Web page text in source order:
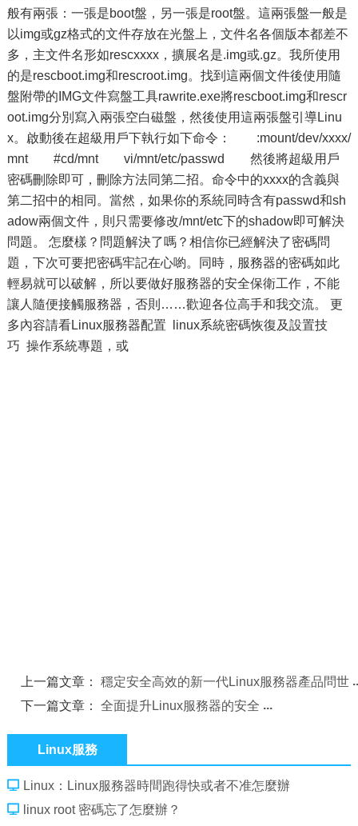
般有兩張：一張是boot盤，另一張是root盤。這兩張盤一般是
以img或gz格式的文件存放在光盤上，文件名各個版本都差不
多，主文件名形如rescxxxx，擴展名是.img或.gz。我所使用
的是rescboot.img和rescroot.img。找到這兩個文件後使用隨
盤附帶的IMG文件寫盤工具rawrite.exe將rescboot.img和rescr
oot.img分別寫入兩張空白磁盤，然後使用這兩張盤引導Linu
x。啟動後在超級用戶下執行如下命令： :mount/dev/xxxx/
mnt #cd/mnt vi/mnt/etc/passwd 然後將超級用戶
密碼刪除即可，刪除方法同第二招。命令中的xxxx的含義與
第二招中的相同。當然，如果你的系統同時含有passwd和sh
adow兩個文件，則只需要修改/mnt/etc下的shadow即可解決
問題。 怎麼樣？問題解決了嗎？相信你已經解決了密碼問
題，下次可要把密碼牢記在心喲。同時，服務器的密碼如此
輕易就可以破解，所以要做好服務器的安全保衛工作，不能
讓人隨便接觸服務器，否則……歡迎各位高手和我交流。 更
多內容請看Linux服務器配置 linux系統密碼恢復及設置技
巧 操作系統專題，或
上一篇文章：穩定安全高效的新一代Linux服務器產品問世
下一篇文章：全面提升Linux服務器的安全
Linux服務
Linux：Linux服務器時間跑得快或者不准怎麼辦
linux root 密碼忘了怎麼辦？